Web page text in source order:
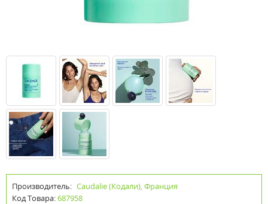
Производитель: Caudalie (Кодали), Франция
Код Товара:687958